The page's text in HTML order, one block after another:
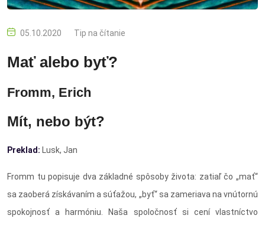
05.10.2020 Tip na čítanie
Mať alebo byť?
Fromm, Erich
Mít, nebo být?
Preklad: Lusk, Jan
Fromm tu popisuje dva základné spôsoby života: zatiaľ čo „mať“
sa zaoberá získávaním a súťažou, „byť“ sa zameriava na vnútornú
spokojnosť a harmóniu. Naša spoločnosť si cení vlastníctvo